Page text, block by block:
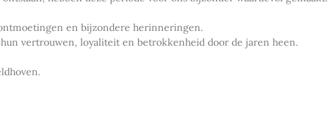
en bijzondere herinneringen.
vertrouwen, loyaliteit en betrokkenheid door de jaren heen.